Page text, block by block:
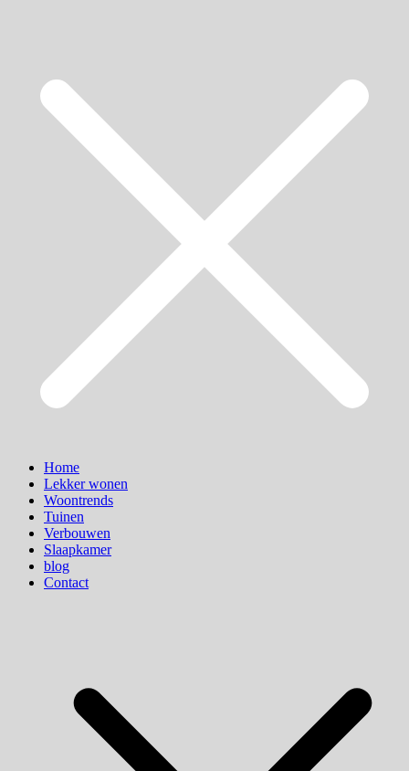
Home
Lekker wonen
Woontrends
Tuinen
Verbouwen
Slaapkamer
blog
Contact